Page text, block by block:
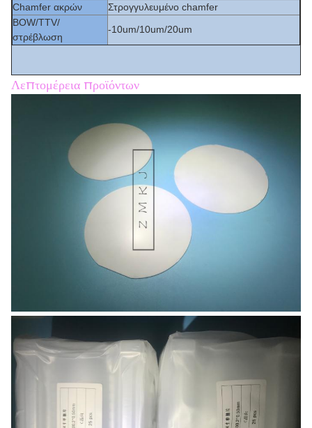
Chamfer ακρών
Στρογγυλευμένο chamfer
BOW/TTV/
στρέβλωση
-10um/10um/20um
Λεπτομέρεια προϊόντων